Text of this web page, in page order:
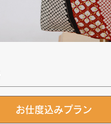
お仕度込みプラン